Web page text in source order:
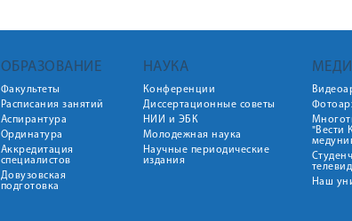
ОБРАЗОВАНИЕ
Факультеты
Расписания занятий
Аспирантура
Ординатура
Аккредитация
специалистов
Довузовская
подготовка
НАУКА
Конференции
Диссертационные советы
НИИ и ЭБК
Молодежная наука
Научные периодические
издания
"Вести
Наш